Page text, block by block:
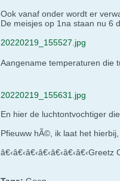
Ook vanaf onder wordt er
De meisjes op 1na staan nu 6
20220219_155527.jpg
Aangename temperaturen die
20220219_155631.jpg
En hier de luchtontvochtiger
Pfieuww hÃ©, ik laat het
â€‹â€‹â€‹â€‹â€‹â€‹â€‹Greetz